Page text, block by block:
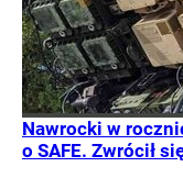
Nawrocki w
o SAFE. Zwrócił